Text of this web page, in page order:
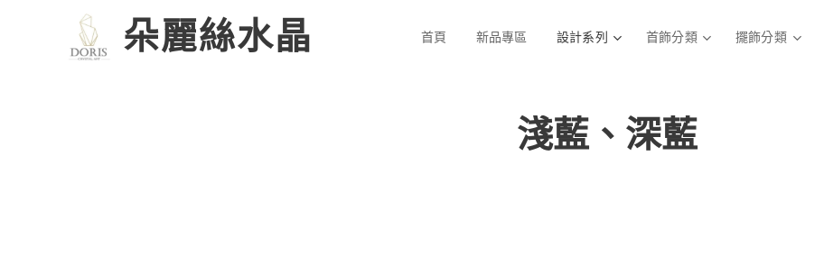
朵麗絲水晶 首頁 新品專區 設計系列 首飾分類 擺飾分類
淺藍、深藍